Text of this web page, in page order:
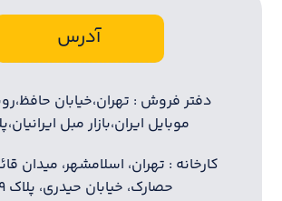
آدرس
دفتر فروش : تهران،خیابان
موبایل ایران،بازار مبل
کارخانه : تهران، اسلامشهر، میدان
حصارک، خیابان حیدری، پلاک ۱۰۹